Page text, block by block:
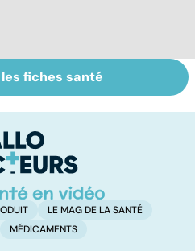
Anémie :
symptômes,
traitements
fiches santé
LE MAG DE LA SANTÉ
MÉDICAMENTS